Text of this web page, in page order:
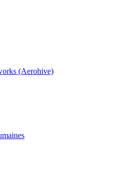
(Aerohive)